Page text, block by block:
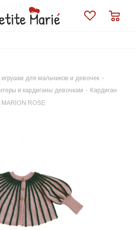
для мальчиков и девочек -
и кардиганы девочкам - Кардиган
MARION ROSE